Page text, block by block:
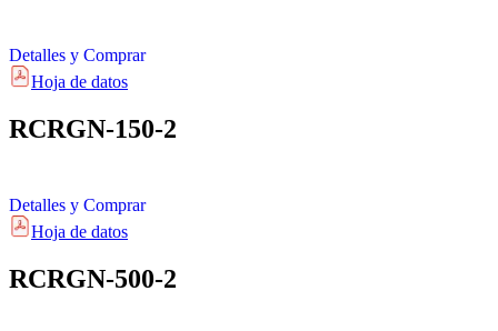
Detalles y Comprar
Hoja de datos
RCRGN-150-2
Detalles y Comprar
Hoja de datos
RCRGN-500-2